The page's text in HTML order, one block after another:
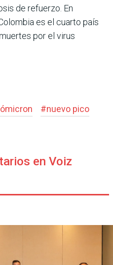
de refuerzo. En
es el cuarto país
por el virus
ómicron #nuevo pico
en Voiz